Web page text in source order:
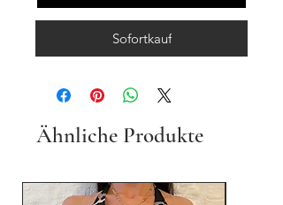
Sofortkauf
Ähnliche Produkte